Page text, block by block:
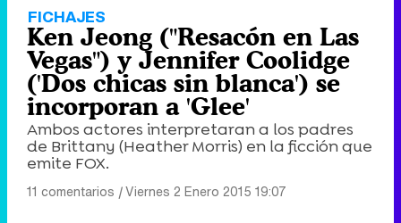
FICHAJES
Ken Jeong ("Resacón en Las
Vegas") y Jennifer Coolidge
('Dos chicas sin blanca') se
incorporan a 'Glee'
Ambos actores interpretaran a los padres
de Brittany (Heather Morris) en la ficción que
emite FOX.
11 comentarios |Viernes 2 Enero 2015 19:07